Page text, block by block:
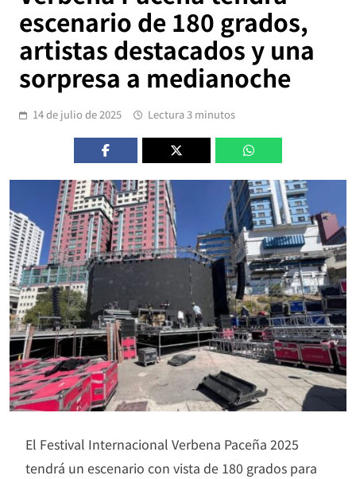
escenario de 180 grados,
artistas destacados y una
sorpresa a medianoche
14 de julio de 2025 Lectura 3 minutos
El Festival Internacional Verbena Paceña 2025
tendrá un escenario con vista de 180 grados para